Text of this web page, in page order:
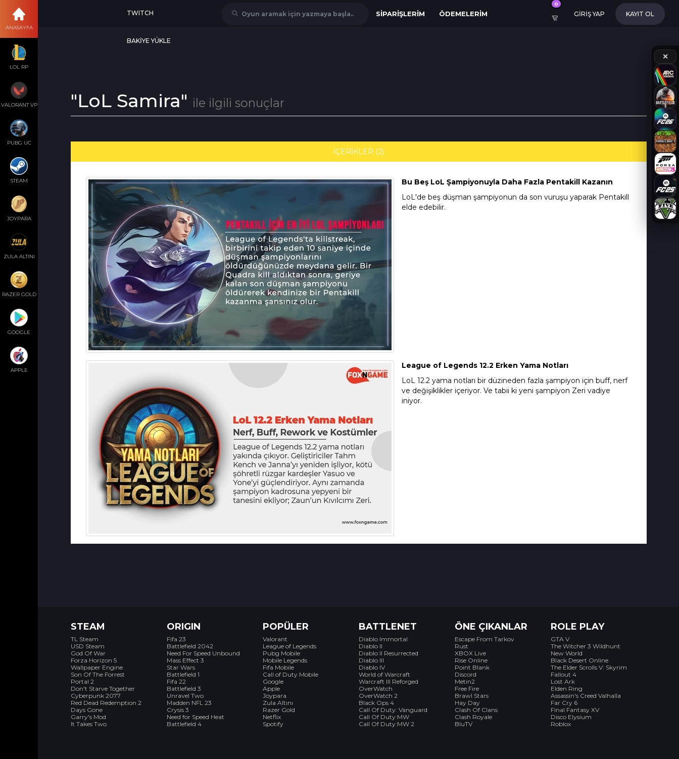
✕
ANASAYFA
LOL RP
VALORANT VP
PUBG UC
STEAM
JOYPARA
ZULA ALTINI
RAZER GOLD
GOOGLE
APPLE
TWITCH
BAKİYE YÜKLE
Oyun aramak için yazmaya başla.. SIPARIŞLERIM ÖDEMELERIM
0
GİRİŞ YAP KAYIT OL
"LoL Samira" ile ilgili sonuçlar
İÇERİKLER (2)
Bu Beş LoL Şampiyonuyla Daha Fazla Pentakill Kazanın
LoL'de beş düşman şampiyonun da son vuruşu yaparak Pentakill
elde edebilir.
League of Legends 12.2 Erken Yama Notları
LoL 12.2 yama notları bir düzineden fazla şampiyon için buff, nerf
ve değişiklikler içeriyor. Ve tabii ki yeni şampiyon Zeri vadiye
iniyor.
STEAM
TL Steam
USD Steam
God Of War
Forza Horizon 5
Wallpaper Engine
Son Of The Forrest
Portal 2
Don't Starve Together
Cyberpunk 2077
Red Dead Redemption 2
Days Gone
Garry's Mod
It Takes Two
ORIGIN
Fifa 23
Battlefield 2042
Need For Speed Unbound
Mass Effect 3
Star Wars
Battlefield 1
Fifa 22
Battlefield 3
Unravel Two
Madden NFL 23
Crysis 3
Need for Speed Heat
Battlefield 4
POPÜLER
Valorant
League of Legends
Pubg Mobile
Mobile Legends
Fifa Mobile
Call of Duty Mobile
Google
Apple
Joypara
Zula Altını
Razer Gold
Netflix
Spotify
BATTLENET
Diablo Immortal
Diablo II
Diablo II Resurrected
Diablo III
Diablo IV
World of Warcraft
Warcraft III Reforged
OverWatch
OverWatch 2
Black Ops 4
Call Of Duty: Vanguard
Call Of Duty:MW
Call Of Duty:MW 2
ÖNE ÇIKANLAR
Escape From Tarkov
Rust
XBOX Live
Rise Online
Point Blank
Discord
Metin2
Free Fire
Brawl Stars
Hay Day
Clash Of Clans
Clash Royale
BluTV
ROLE PLAY
GTA V
The Witcher 3 Wildhunt
New World
Black Desert Online
The Elder Scrolls V: Skyrim
Fallout 4
Lost Ark
Elden Ring
Assassin's Creed Valhalla
Far Cry 6
Final Fantasy XV
Disco Elysium
Roblox